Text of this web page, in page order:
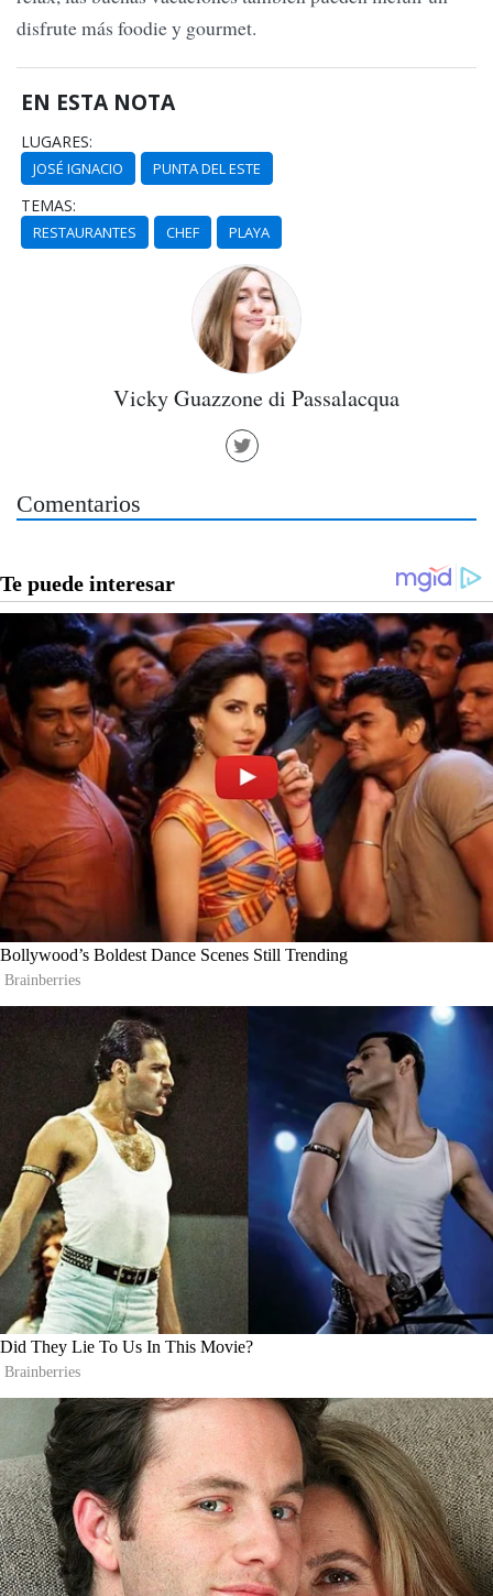
disfrute más foodie y gourmet.
EN ESTA NOTA
LUGARES:
JOSÉ IGNACIO PUNTA DEL ESTE
TEMAS:
RESTAURANTES CHEF PLAYA
Vicky Guazzone di Passalacqua
Comentarios